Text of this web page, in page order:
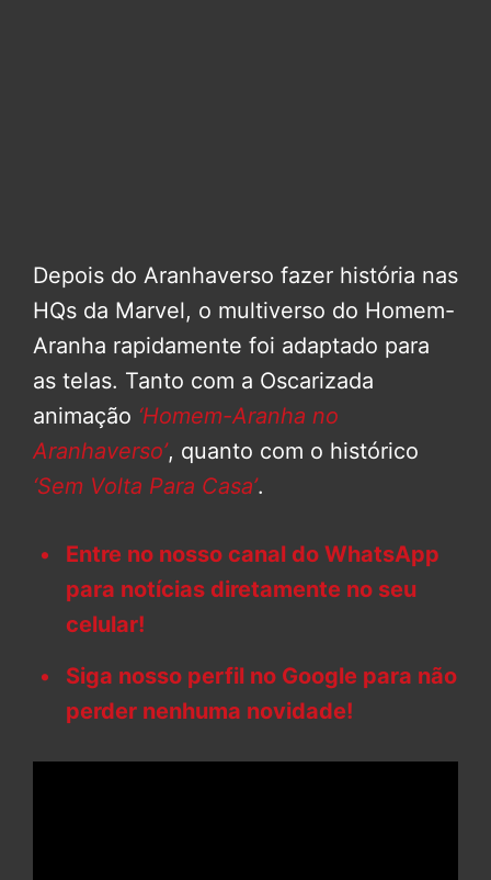
Depois do Aranhaverso fazer história nas
HQs da Marvel, o multiverso do Homem-
Aranha rapidamente foi adaptado para
as telas. Tanto com a Oscarizada
animação ‘Homem-Aranha no
Aranhaverso’, quanto com o histórico
‘Sem Volta Para Casa’.
Entre no nosso canal do WhatsApp
para notícias diretamente no seu
celular!
Siga nosso perfil no Google para não
perder nenhuma novidade!